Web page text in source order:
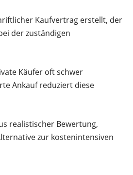
Kaufvertrag erstellt, der
der zuständigen
Käufer oft schwer
Ankauf reduziert diese
realistischer Bewertung,
zur kostenintensiven